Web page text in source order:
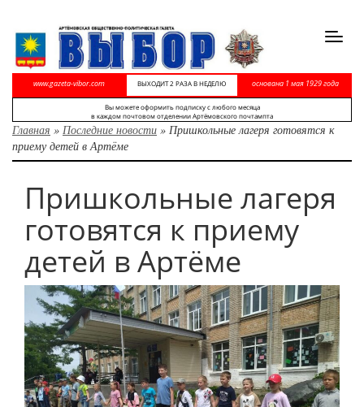
www.gazeta-vibor.com ВЫХОДИТ 2 РАЗА В НЕДЕЛЮ основана 1 мая 1929 года
Вы можете оформить подписку с любого месяца
в каждом почтовом отделении Артёмовского почтампта
Главная » Последние новости » Пришкольные лагеря готовятся к
приему детей в Артёме
Пришкольные лагеря
готовятся к приему
детей в Артёме